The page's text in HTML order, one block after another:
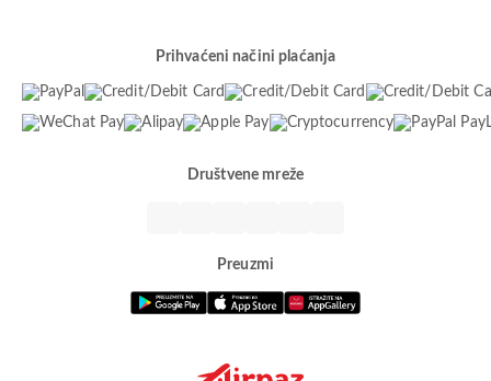
Prihvaćeni načini plaćanja
Društvene mreže
Preuzmi